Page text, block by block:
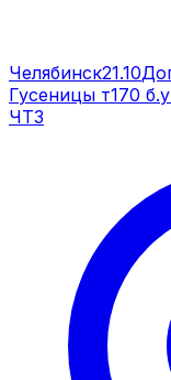
Челябинск21.10
Гусеницы т170
ЧТЗ